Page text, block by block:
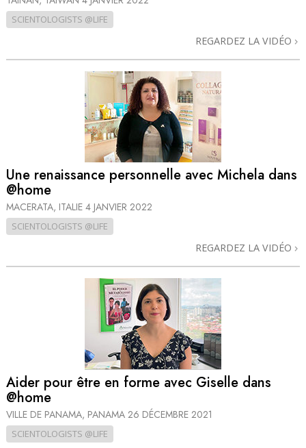
SCIENTOLOGISTS @LIFE
REGARDEZ LA VIDÉO
Une renaissance personnelle avec Michela dans
@home
MACERATA, ITALIE 4 JANVIER 2022
SCIENTOLOGISTS @LIFE
REGARDEZ LA VIDÉO
Aider pour être en forme avec Giselle dans
@home
VILLE DE PANAMA, PANAMA 26 DÉCEMBRE 2021
SCIENTOLOGISTS @LIFE